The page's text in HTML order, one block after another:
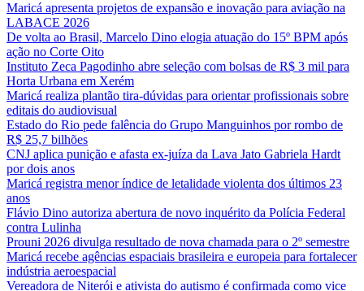
Maricá apresenta projetos de expansão e inovação para aviação na
LABACE 2026
De volta ao Brasil, Marcelo Dino elogia atuação do 15º BPM após
ação no Corte Oito
Instituto Zeca Pagodinho abre seleção com bolsas de R$ 3 mil para
Horta Urbana em Xerém
Maricá realiza plantão tira-dúvidas para orientar profissionais sobre
editais do audiovisual
Estado do Rio pede falência do Grupo Manguinhos por rombo de
R$ 25,7 bilhões
CNJ aplica punição e afasta ex-juíza da Lava Jato Gabriela Hardt
por dois anos
Maricá registra menor índice de letalidade violenta dos últimos 23
anos
Flávio Dino autoriza abertura de novo inquérito da Polícia Federal
contra Lulinha
Prouni 2026 divulga resultado de nova chamada para o 2º semestre
Maricá recebe agências espaciais brasileira e europeia para fortalecer
indústria aeroespacial
Vereadora de Niterói e ativista do autismo é confirmada como vice